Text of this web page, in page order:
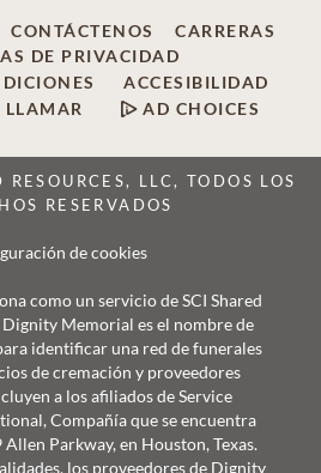
CONTÁCTENOS
CARRERAS
DE PRIVACIDAD
ACCESIBILIDAD
AD CHOICES
LLC, TODOS LOS
RESERVADOS
de cookies
como un servicio de SCI Shared
Dignity Memorial es el nombre de
identificar una red de funerales
de cremación y proveedores
a los afiliados de Service
Compañía que se encuentra
Parkway, en Houston, Texas.
los proveedores de Dignity